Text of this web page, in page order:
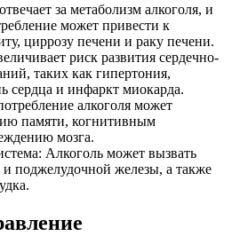
за метаболизм алкоголя, и
может привести к
циррозу печени и раку печени.
риск развития сердечно-
таких как гипертония,
сердца и инфаркт миокарда.
алкоголя может
памяти, когнитивным
мозга.
Алкоголь может вызвать
и поджелудочной железы, а также